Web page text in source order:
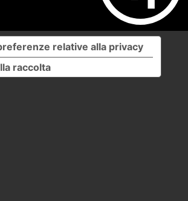
raccolta
relative alla privacy